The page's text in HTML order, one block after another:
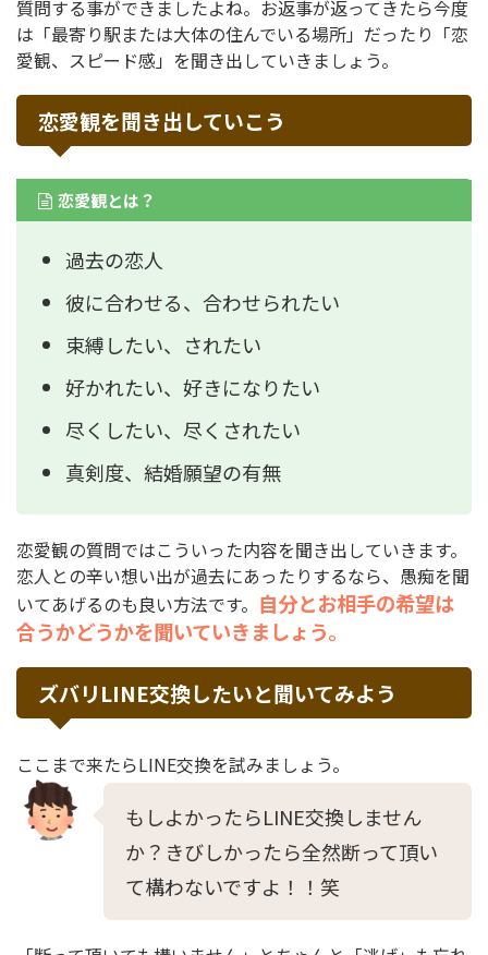
質問する事ができましたよね。お返事が返ってきたら今度
は「最寄り駅または大体の住んでいる場所」だったり「恋
愛観、スピード感」を聞き出していきましょう。
恋愛観を聞き出していこう
恋愛観とは？
過去の恋人
彼に合わせる、合わせられたい
束縛したい、されたい
好かれたい、好きになりたい
尽くしたい、尽くされたい
真剣度、結婚願望の有無
恋愛観の質問ではこういった内容を聞き出していきます。
恋人との辛い想い出が過去にあったりするなら、愚痴を聞
いてあげるのも良い方法です。 自分とお相手の希望は
合うかどうかを聞いていきましょう。
ズバリLINE交換したいと聞いてみよう
ここまで来たらLINE交換を試みましょう。
もしよかったらLINE交換しません
か？きびしかったら全然断って頂い
て構わないですよ！！笑